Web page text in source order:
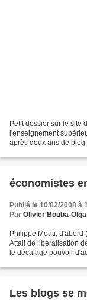
Petit dossier sur le site
l'enseignement
après deux ans de
économistes
Publié le 10/02/2008 à
Par Olivier Bouba-Olga
Philippe Moati, d'abord
Attali de libéralisation
le décalage pouvoir
Les blogs se